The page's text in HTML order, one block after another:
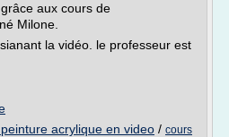
aux cours de
Milone.
la vidéo. le professeur est
acrylique en video / cours